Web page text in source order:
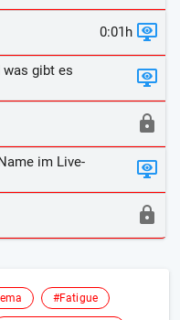
0:01h
was gibt es
im Live-
#Fatigue